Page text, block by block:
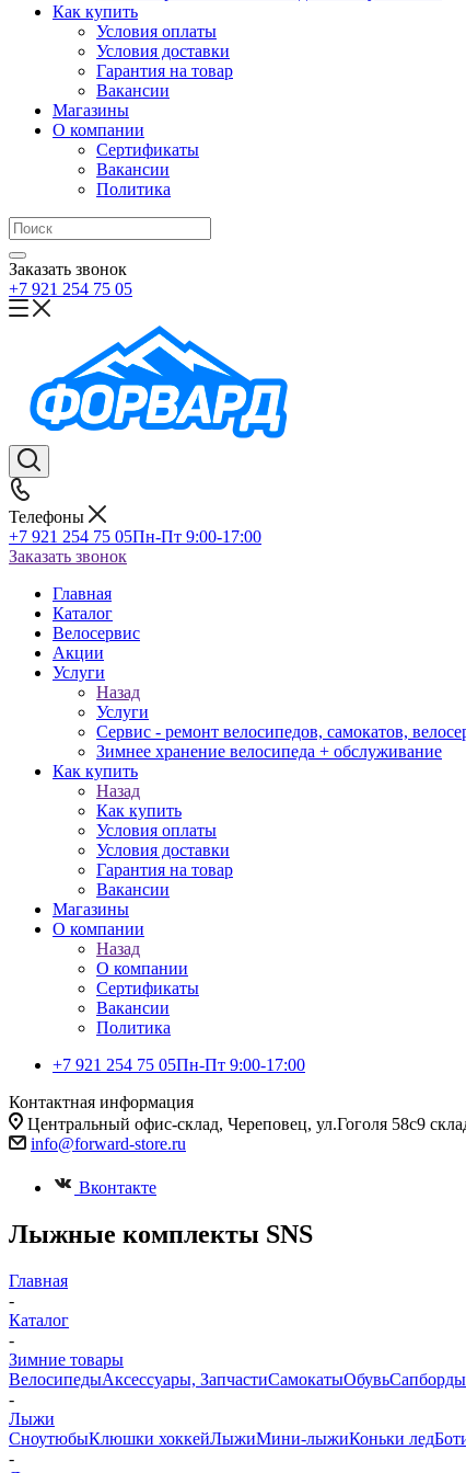
Как купить
Условия оплаты
Условия доставки
Гарантия на товар
Вакансии
Магазины
О компании
Сертификаты
Вакансии
Политика
Заказать звонок
+7 921 254 75 05
Телефоны
+7 921 254 75 05Пн-Пт 9:00-17:00
Заказать звонок
Главная
Каталог
Велосервис
Акции
Услуги
Назад
Услуги
Сервис - ремонт велосипедов, самокатов,
Зимнее хранение велосипеда + обслуживание
Как купить
Назад
Как купить
Условия оплаты
Условия доставки
Гарантия на товар
Вакансии
Магазины
О компании
Назад
О компании
Сертификаты
Вакансии
Политика
+7 921 254 75 05Пн-Пт 9:00-17:00
Контактная информация
Центральный офис-склад, Череповец, ул.Гоголя 58с9
info@forward-store.ru
Вконтакте
Лыжные комплекты SNS
Главная
-
Каталог
-
Зимние товары
ВелосипедыАксессуары, ЗапчастиСамокатыОбувьСапборды
-
Лыжи
СноутюбыКлюшки хоккейЛыжиМини-лыжиКоньки лед
-